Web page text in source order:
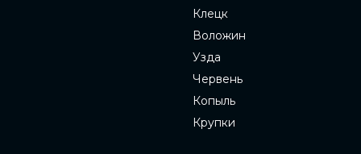
Клецк
Воложин
Узда
Червень
Копыль
Крупки